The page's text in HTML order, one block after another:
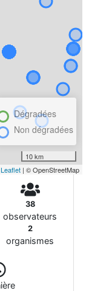
Dégradées
Non dégradées
10 km
Leaflet | © OpenStreetMap
38
observateurs
2
organismes